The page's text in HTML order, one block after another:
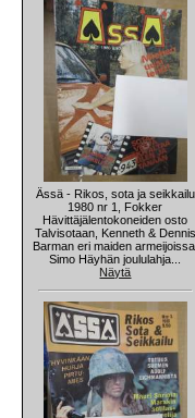
Ässä - Rikos, sota ja seikkailu
1980 nr 1, Fokker
Hävittäjälentokoneiden osto
Talvisotaan, Kenneth & Dennis
Barman eri maiden armeijoissa,
Simo Häyhän joululahja...
Näytä